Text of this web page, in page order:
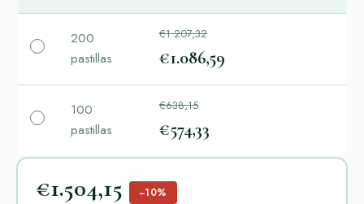
200
pastillas
€1.207,32
€1.086,59
100
pastillas
€638,15
€574,33
€1.504,15 −10%